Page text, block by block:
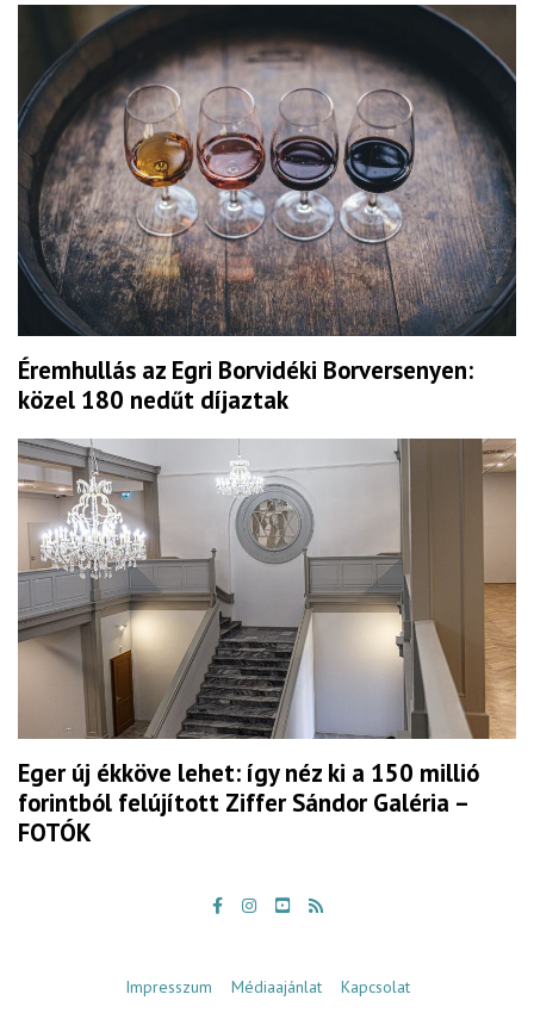
Éremhullás az Egri Borvidéki Borversenyen:
közel 180 nedűt díjaztak
Eger új ékköve lehet: így néz ki a 150 millió
forintból felújított Ziffer Sándor Galéria –
FOTÓK
Impresszum Médiaajánlat Kapcsolat